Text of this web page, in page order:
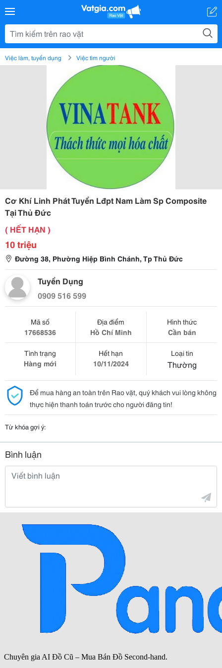
Việc làm, tuyển dụng Việc tìm người
Cơ Khí Linh Phát Tuyển Lđpt Nam Làm Sp Composite
Tại Thủ Đức
( HẾT HẠN )
10 triệu
Đường 38, Phường Hiệp Bình Chánh, Tp Thủ Đức
Tuyển Dụng
0909 516 599
Mã số
17668536
Địa điểm
Hồ Chí Minh
Hình thức
Cần bán
Tình trạng
Hàng mới
Hết hạn
10/11/2024
Loại tin
Thường
Để mua hàng an toàn trên Rao vặt, quý khách vui lòng không
thực hiện thanh toán trước cho người đăng tin!
Từ khóa gợi ý:
Bình luận